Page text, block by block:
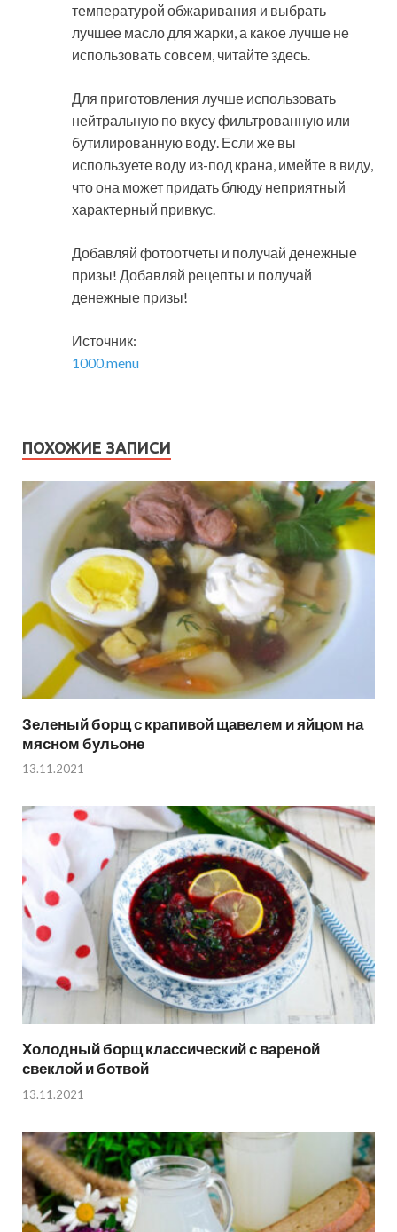
температурой обжаривания и выбрать
лучшее масло для жарки, а какое лучше не
использовать совсем, читайте здесь.
Для приготовления лучше использовать
нейтральную по вкусу фильтрованную или
бутилированную воду. Если же вы
используете воду из-под крана, имейте в виду,
что она может придать блюду неприятный
характерный привкус.
Добавляй фотоотчеты и получай денежные
призы! Добавляй рецепты и получай
денежные призы!
Источник:
1000.menu
ПОХОЖИЕ ЗАПИСИ
Зеленый борщ с крапивой щавелем и яйцом на
мясном бульоне
13.11.2021
Холодный борщ классический с вареной
свеклой и ботвой
13.11.2021